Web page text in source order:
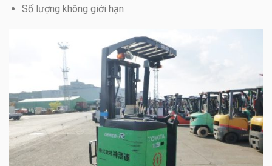
Số lượng không giới hạn